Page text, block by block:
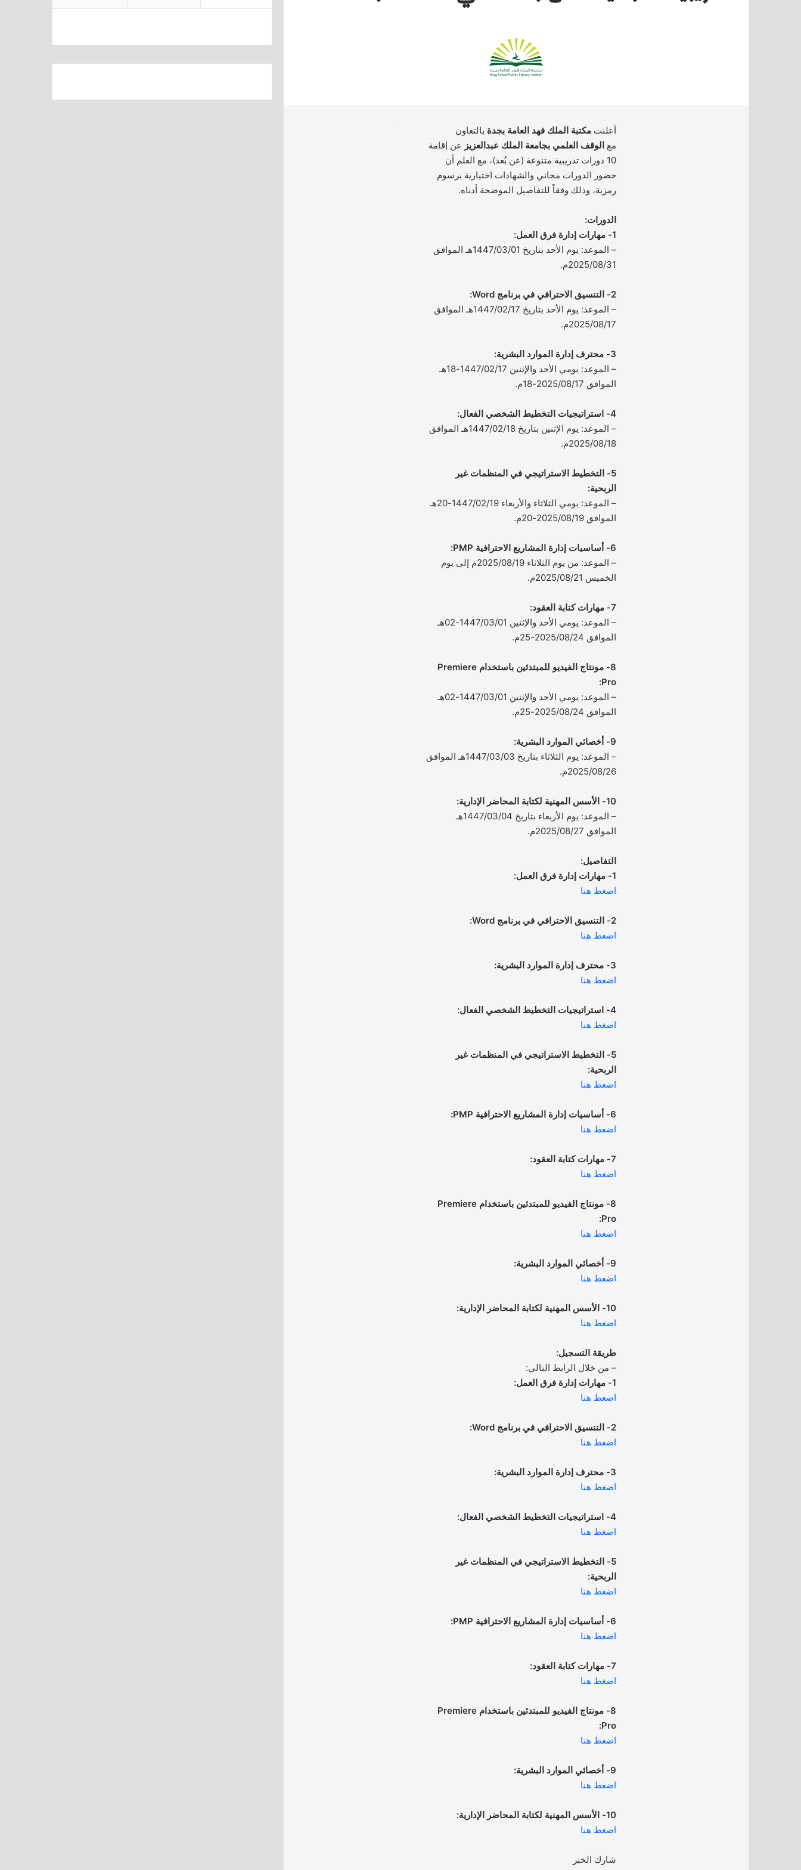
أعلنت مكتبة الملك فهد العامة بجدة بالتعاون
مع الوقف العلمي بجامعة الملك عبدالعزيز عن إقامة
10 دورات تدريبية متنوعة (عن بُعد)، مع العلم أن
حضور الدورات مجاني والشهادات اختيارية برسوم
رمزية، وذلك وفقاً للتفاصيل الموضحة أدناه.
الدورات:
1- مهارات إدارة فرق العمل:
– الموعد: يوم الأحد بتاريخ 1447/03/01هـ الموافق
2025/08/31م.
2- التنسيق الاحترافي في برنامج Word:
– الموعد: يوم الأحد بتاريخ 1447/02/17هـ الموافق
2025/08/17م.
3- محترف إدارة الموارد البشرية:
– الموعد: يومي الأحد والإثنين 1447/02/17-18هـ
الموافق 2025/08/17-18م.
4- استراتيجيات التخطيط الشخصي الفعال:
– الموعد: يوم الإثنين بتاريخ 1447/02/18هـ الموافق
2025/08/18م.
5- التخطيط الاستراتيجي في المنظمات غير
الربحية:
– الموعد: يومي الثلاثاء والأربعاء 1447/02/19-20هـ
الموافق 2025/08/19-20م.
6- أساسيات إدارة المشاريع الاحترافية PMP:
– الموعد: من يوم الثلاثاء 2025/08/19م إلى يوم
الخميس 2025/08/21م.
7- مهارات كتابة العقود:
– الموعد: يومي الأحد والإثنين 1447/03/01-02هـ
الموافق 2025/08/24-25م.
8- مونتاج الفيديو للمبتدئين باستخدام Premiere
Pro:
– الموعد: يومي الأحد والإثنين 1447/03/01-02هـ
الموافق 2025/08/24-25م.
9- أخصائي الموارد البشرية:
– الموعد: يوم الثلاثاء بتاريخ 1447/03/03هـ الموافق
2025/08/26م.
10- الأسس المهنية لكتابة المحاضر الإدارية:
– الموعد: يوم الأربعاء بتاريخ 1447/03/04هـ
الموافق 2025/08/27م.
التفاصيل:
1- مهارات إدارة فرق العمل:
اضغط هنا
2- التنسيق الاحترافي في برنامج Word:
اضغط هنا
3- محترف إدارة الموارد البشرية:
اضغط هنا
4- استراتيجيات التخطيط الشخصي الفعال:
اضغط هنا
5- التخطيط الاستراتيجي في المنظمات غير
الربحية:
اضغط هنا
6- أساسيات إدارة المشاريع الاحترافية PMP:
اضغط هنا
7- مهارات كتابة العقود:
اضغط هنا
8- مونتاج الفيديو للمبتدئين باستخدام Premiere
Pro:
اضغط هنا
9- أخصائي الموارد البشرية:
اضغط هنا
10- الأسس المهنية لكتابة المحاضر الإدارية:
اضغط هنا
طريقة التسجيل:
– من خلال الرابط التالي:
1- مهارات إدارة فرق العمل:
اضغط هنا
2- التنسيق الاحترافي في برنامج Word:
اضغط هنا
3- محترف إدارة الموارد البشرية:
اضغط هنا
4- استراتيجيات التخطيط الشخصي الفعال:
اضغط هنا
5- التخطيط الاستراتيجي في المنظمات غير
الربحية:
اضغط هنا
6- أساسيات إدارة المشاريع الاحترافية PMP:
اضغط هنا
7- مهارات كتابة العقود:
اضغط هنا
8- مونتاج الفيديو للمبتدئين باستخدام Premiere
Pro:
اضغط هنا
9- أخصائي الموارد البشرية:
اضغط هنا
10- الأسس المهنية لكتابة المحاضر الإدارية:
اضغط هنا
شارك الخبر